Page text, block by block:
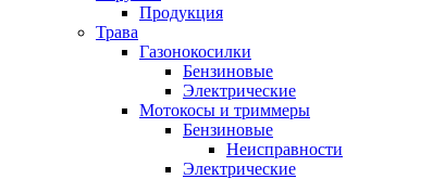
Продукция
Трава
Газонокосилки
Бензиновые
Электрические
Мотокосы и триммеры
Бензиновые
Неисправности
Электрические